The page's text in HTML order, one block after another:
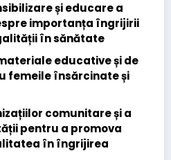
și educare a
importanța îngrijirii
în sănătate
educative și de
femeile însărcinate și
comunitare și a
pentru a promova
în îngrijirea